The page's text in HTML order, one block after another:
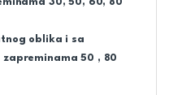
oblika i sa
50 , 80